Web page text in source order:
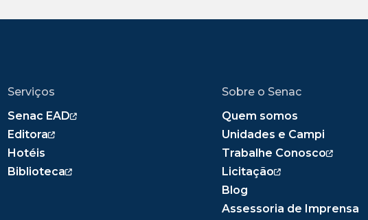
Serviços
Senac EAD
Editora
Hotéis
Biblioteca
Sobre o Senac
Quem somos
Unidades e Campi
Trabalhe Conosco
Licitação
Blog
Assessoria de Imprensa